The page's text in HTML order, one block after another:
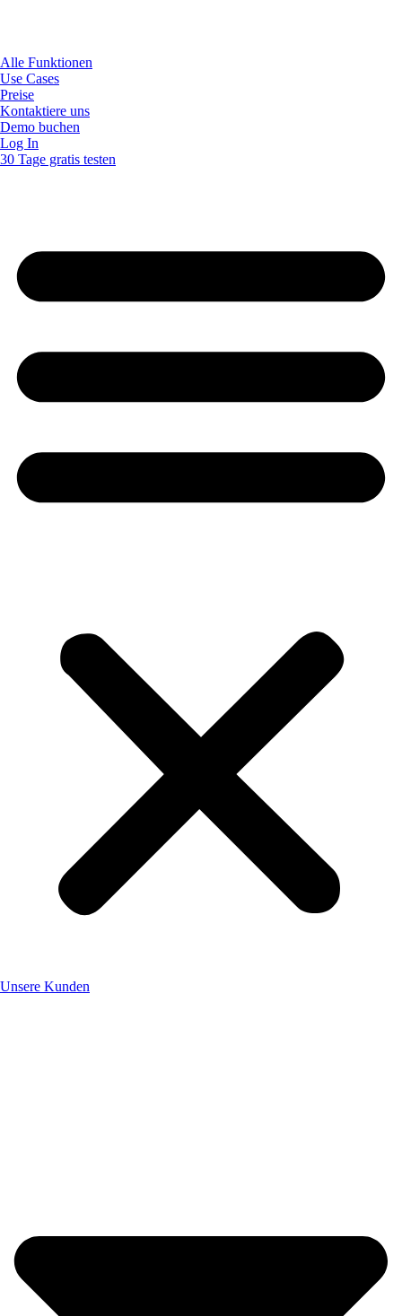
Alle Funktionen
Use Cases
Preise
Kontaktiere uns
Demo buchen
Log In
30 Tage gratis testen
Unsere Kunden